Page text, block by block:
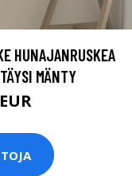
HUNAJANRUSKEA
MÄNTY